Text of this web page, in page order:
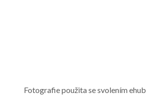
Fotografie použita se svolením ehub